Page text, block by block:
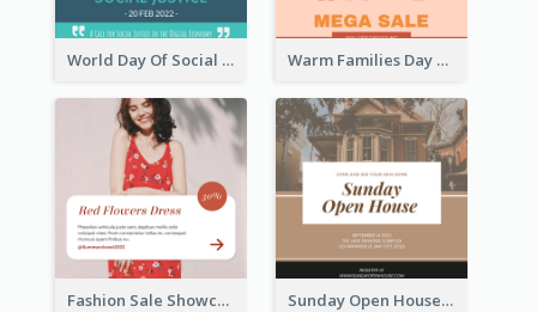
World Day Of Social Justice Instagram Post Warm Families Day Sales Instagram Post
Fashion Sale Showcase Instagram Post Sunday Open House Instagram Post